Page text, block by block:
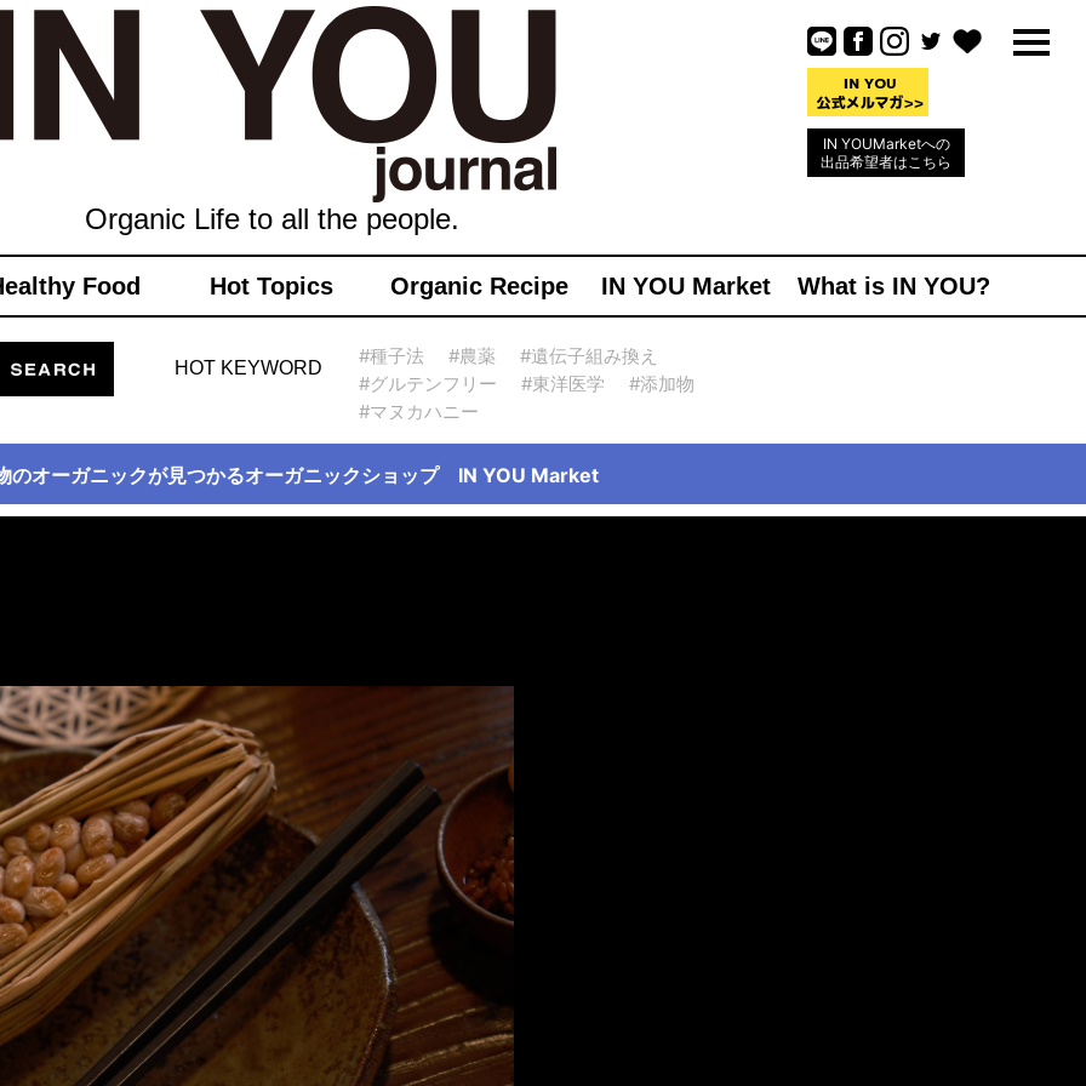
IN YOUMarketへの
出品希望者はこちら
Organic Life to all the people.
Food Hot Topics Organic Recipe IN YOU Market What is IN YOU?
HOT KEYWORD
#種子法 #農薬
#遺伝子組み換え
#グルテンフリー
#東洋医学
#添加物
#マヌカハニー
のオーガニックが見つかるオーガニックショップ IN YOU Market